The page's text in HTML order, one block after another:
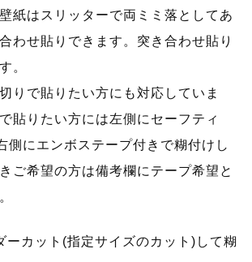
紙はスリッターで両ミミ落としてあ
わせ貼りできます。突き合わせ貼り
。
りで貼りたい方にも対応していま
貼りたい方には左側にセーフティ
側にエンボステープ付きで糊付けし
ご希望の方は備考欄にテープ希望と
ーカット(指定サイズのカット)して糊